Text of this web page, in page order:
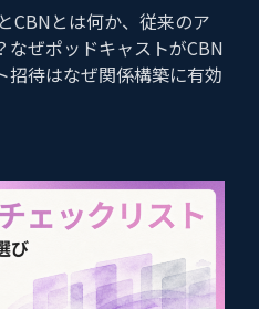
CBNとは何か、従来のア
なぜポッドキャストがCBN
招待はなぜ関係構築に有効